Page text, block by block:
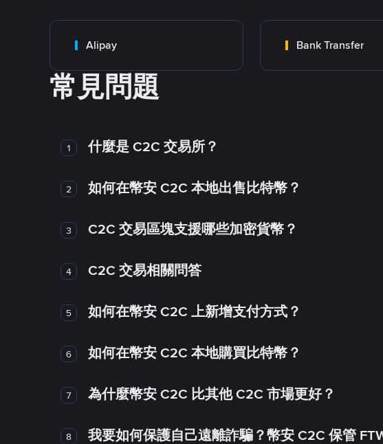
Alipay Bank Transfer
常見問題
1 什麼是 C2C 交易所？
2 如何在幣安 C2C 本地出售比特幣？
3 C2C 交易區塊支援哪些加密貨幣？
4 C2C 交易相關問答
5 如何在幣安 C2C 上新增支付方式？
6 如何在幣安 C2C 本地購買比特幣？
7 為什麼幣安 C2C 比其他 C2C 市場更好？
8 我要如何保護自己遠離詐騙？幣安 C2C 保管